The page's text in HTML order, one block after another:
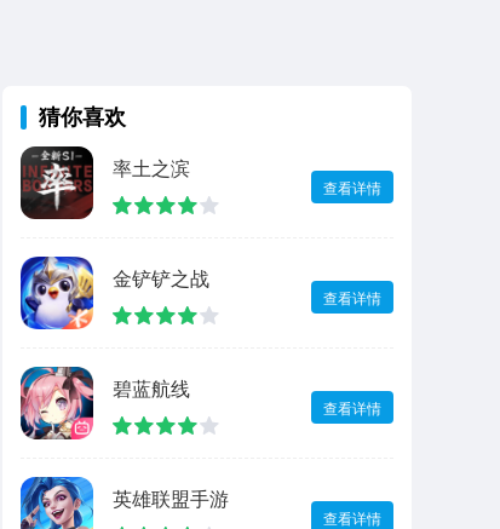
猜你喜欢
率土之滨
查看详情
金铲铲之战
查看详情
碧蓝航线
查看详情
英雄联盟手游
查看详情